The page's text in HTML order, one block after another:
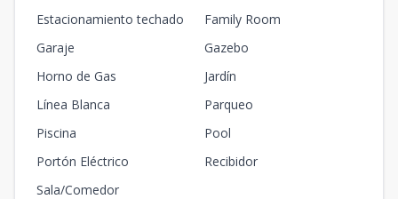
Estacionamiento techado
Family Room
Garaje
Gazebo
Horno de Gas
Jardín
Línea Blanca
Parqueo
Piscina
Pool
Portón Eléctrico
Recibidor
Sala/Comedor